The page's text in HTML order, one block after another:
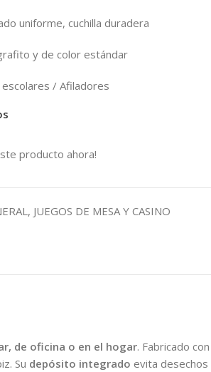
uniforme, cuchilla duradera
y de color estándar
/ Afiladores
producto ahora!
, JUEGOS DE MESA Y CASINO
de oficina o en el hogar. Fabricado
Su depósito integrado evita